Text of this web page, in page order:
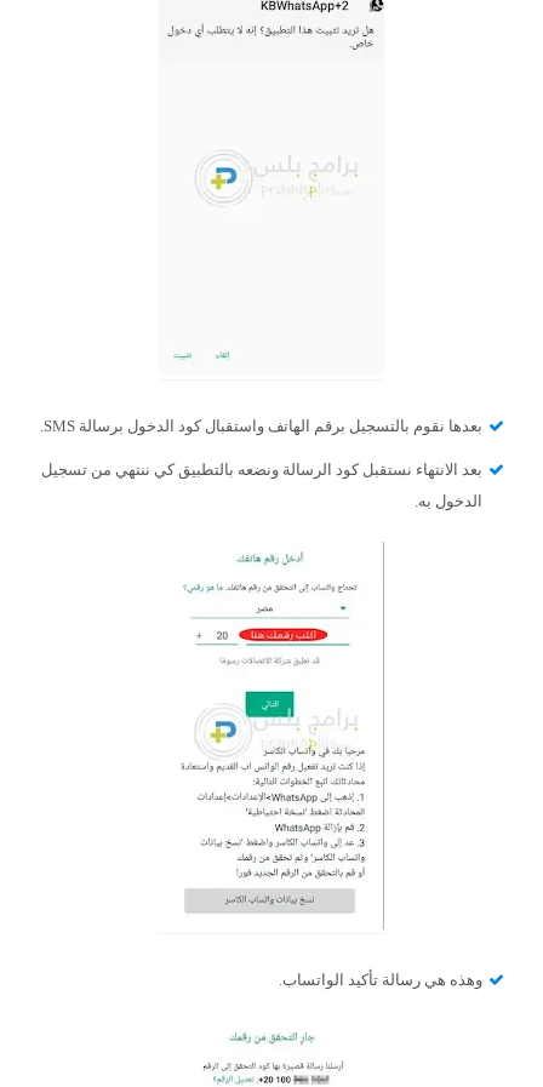
بعدها نقوم بالتسجيل برقم الهاتف واستقبال كود الدخول برسالة SMS.
بعد الانتهاء نستقبل كود الرسالة ونضعه بالتطبيق كي ننتهي من تسجيل
الدخول به.
وهذه هي رسالة تأكيد الواتساب.